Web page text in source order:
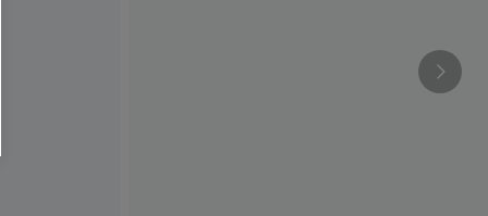
i nostri
valutare il livello di coinvolgimento,